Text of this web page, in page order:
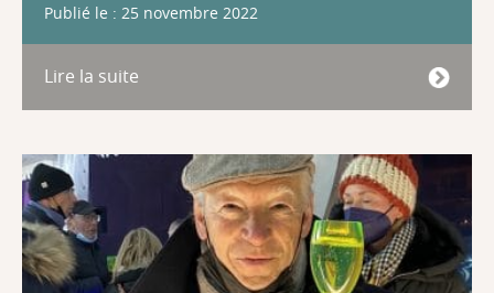
Publié le : 25 novembre 2022
Lire la suite